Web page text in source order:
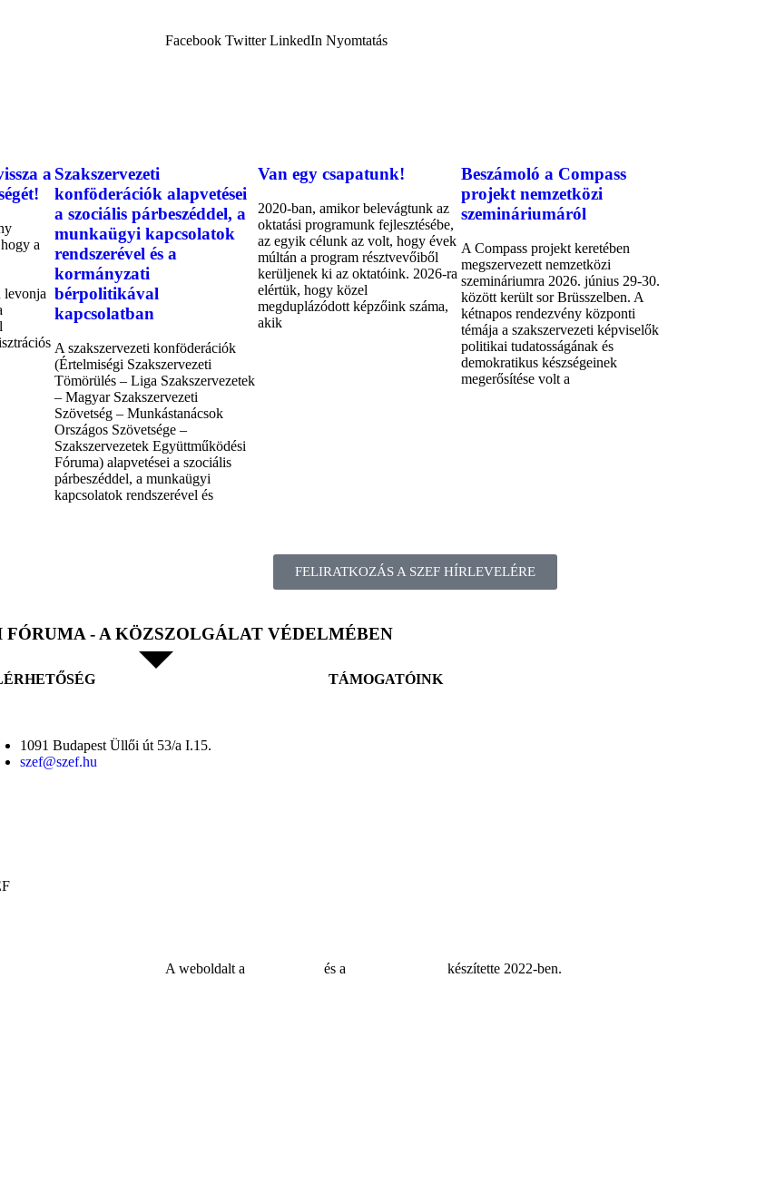
Facebook Twitter LinkedIn Nyomtatás
a
a
levonja
Szakszervezeti
konföderációk alapvetései
a szociális párbeszéddel, a
munkaügyi kapcsolatok
rendszerével és a
kormányzati
bérpolitikával
kapcsolatban
A szakszervezeti konföderációk
(Értelmiségi Szakszervezeti
Tömörülés – Liga Szakszervezetek
– Magyar Szakszervezeti
Szövetség – Munkástanácsok
Országos Szövetsége –
Szakszervezetek Együttműködési
Fóruma) alapvetései a szociális
párbeszéddel, a munkaügyi
kapcsolatok rendszerével és
Van egy csapatunk!
2020-ban, amikor belevágtunk az
oktatási programunk fejlesztésébe,
az egyik célunk az volt, hogy évek
múltán a program résztvevőiből
kerüljenek ki az oktatóink. 2026-ra
elértük, hogy közel
megduplázódott képzőink száma,
akik
Beszámoló a Compass
projekt nemzetközi
szemináriumáról
A Compass projekt keretében
megszervezett nemzetközi
szemináriumra 2026. június 29-30.
között került sor Brüsszelben. A
kétnapos rendezvény központi
témája a szakszervezeti képviselők
politikai tudatosságának és
demokratikus készségeinek
megerősítése volt a
FELIRATKOZÁS A SZEF HÍRLEVELÉRE
- A KÖZSZOLGÁLAT VÉDELMÉBEN
1091 Budapest Üllői út 53/a I.15.
szef@szef.hu
TÁMOGATÓINK
A weboldalt a
és a készítette 2022-ben.